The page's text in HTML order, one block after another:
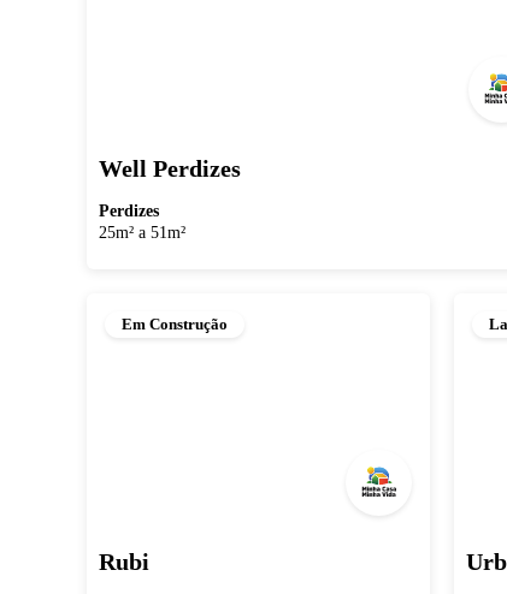
Well Perdizes
Perdizes
25m² a 51m²
Em Construção
Rubi